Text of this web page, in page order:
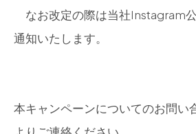
なお改定の際は当社Instagram
通知いたします。
本キャンペーンについてのお問い